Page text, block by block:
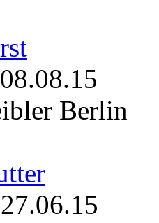
08.08.15
Berlin
27.06.15